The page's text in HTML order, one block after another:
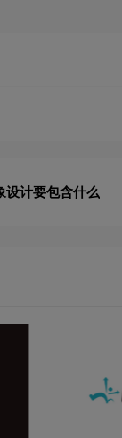
设计要包含什么